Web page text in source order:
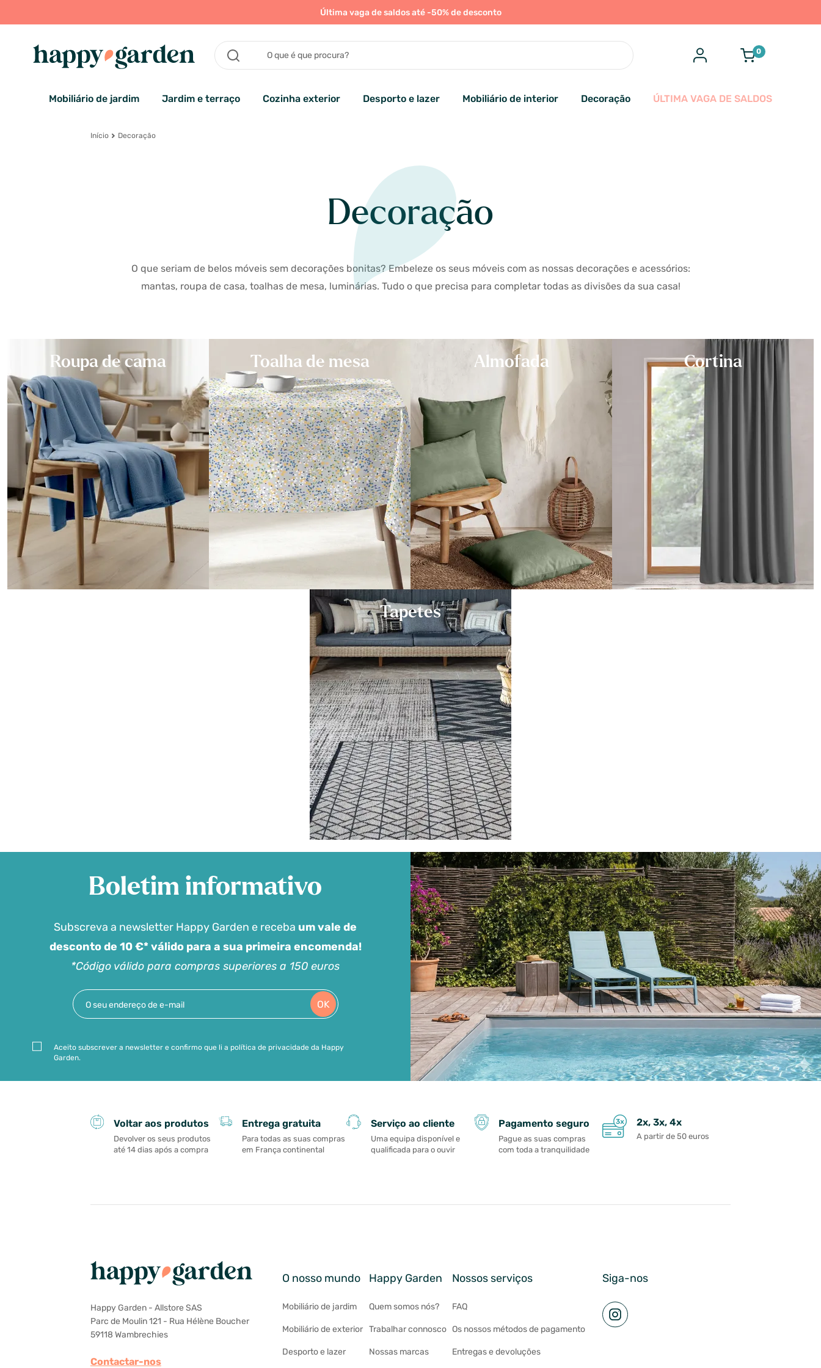
Última vaga de saldos até -50% de desconto
0
Mobiliário de jardim Jardim e terraço Cozinha exterior Desporto e lazer Mobiliário de interior Decoração ÚLTIMA VAGA DE SALDOS
Início Decoração
Decoração
O que seriam de belos móveis sem decorações bonitas? Embeleze os seus móveis com as nossas decorações e acessórios:
mantas, roupa de casa, toalhas de mesa, luminárias. Tudo o que precisa para completar todas as divisões da sua casa!
Roupa de cama Toalha de mesa Almofada Cortina
Tapetes
Boletim informativo
Subscreva a newsletter Happy Garden e receba um vale de
desconto de 10 €* válido para a sua primeira encomenda!
*Código válido para compras superiores a 150 euros
OK
Aceito subscrever a newsletter e confirmo que li a política de privacidade da Happy
Garden.
Voltar aos produtos
Devolver os seus produtos
até 14 dias após a compra
Entrega gratuita
Para todas as suas compras
em França continental
Serviço ao cliente
Uma equipa disponível e
qualificada para o ouvir
Pagamento seguro
Pague as suas compras
com toda a tranquilidade
2x, 3x, 4x
A partir de 50 euros
Happy Garden - Allstore SAS
Parc de Moulin 121 - Rua Hélène Boucher
59118 Wambrechies
Contactar-nos
O nosso mundo
Mobiliário de jardim
Mobiliário de exterior
Desporto e lazer
Happy Garden
Quem somos nós?
Trabalhar connosco
Nossas marcas
Nossos serviços
FAQ
Os nossos métodos de pagamento
Entregas e devoluções
Siga-nos